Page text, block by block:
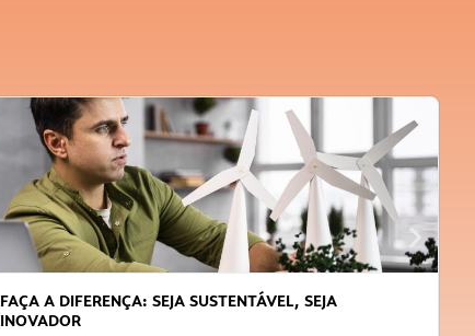
FAÇA A DIFERENÇA: SEJA SUSTENTÁVEL, SEJA
INOVADOR